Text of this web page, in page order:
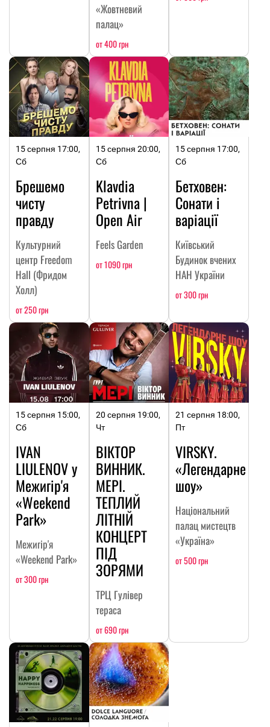
«Жовтневий
палац»
от 400 грн
15 серпня 17:00,
Сб
Брешемо
чисту
правду
Культурний
центр Freedom
Hall (Фридом
Холл)
от 250 грн
15 серпня 20:00,
Сб
Klavdia
Petrivna |
Open Air
Feels Garden
от 1090 грн
15 серпня 17:00,
Сб
Бетховен:
Сонати і
варіації
Київський
Будинок вчених
НАН України
от 300 грн
15 серпня 15:00,
Сб
IVAN
LIULENOV у
Межигір'я
«Weekend
Park»
Межигір'я
«Weekend Park»
от 300 грн
20 серпня 19:00,
Чт
ВІКТОР
ВИННИК.
МЕРІ.
ТЕПЛИЙ
ЛІТНІЙ
КОНЦЕРТ
ПІД
ЗОРЯМИ
ТРЦ Гулівер
тераса
от 690 грн
21 серпня 18:00,
Пт
VIRSKY.
«Легендарне
шоу»
Національний
палац мистецтв
«Україна»
от 500 грн